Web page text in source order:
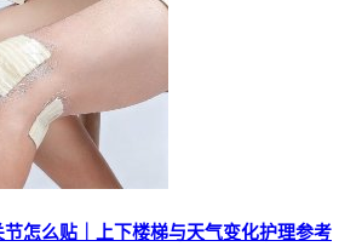
怎么贴｜上下楼梯与天气变化护理参考